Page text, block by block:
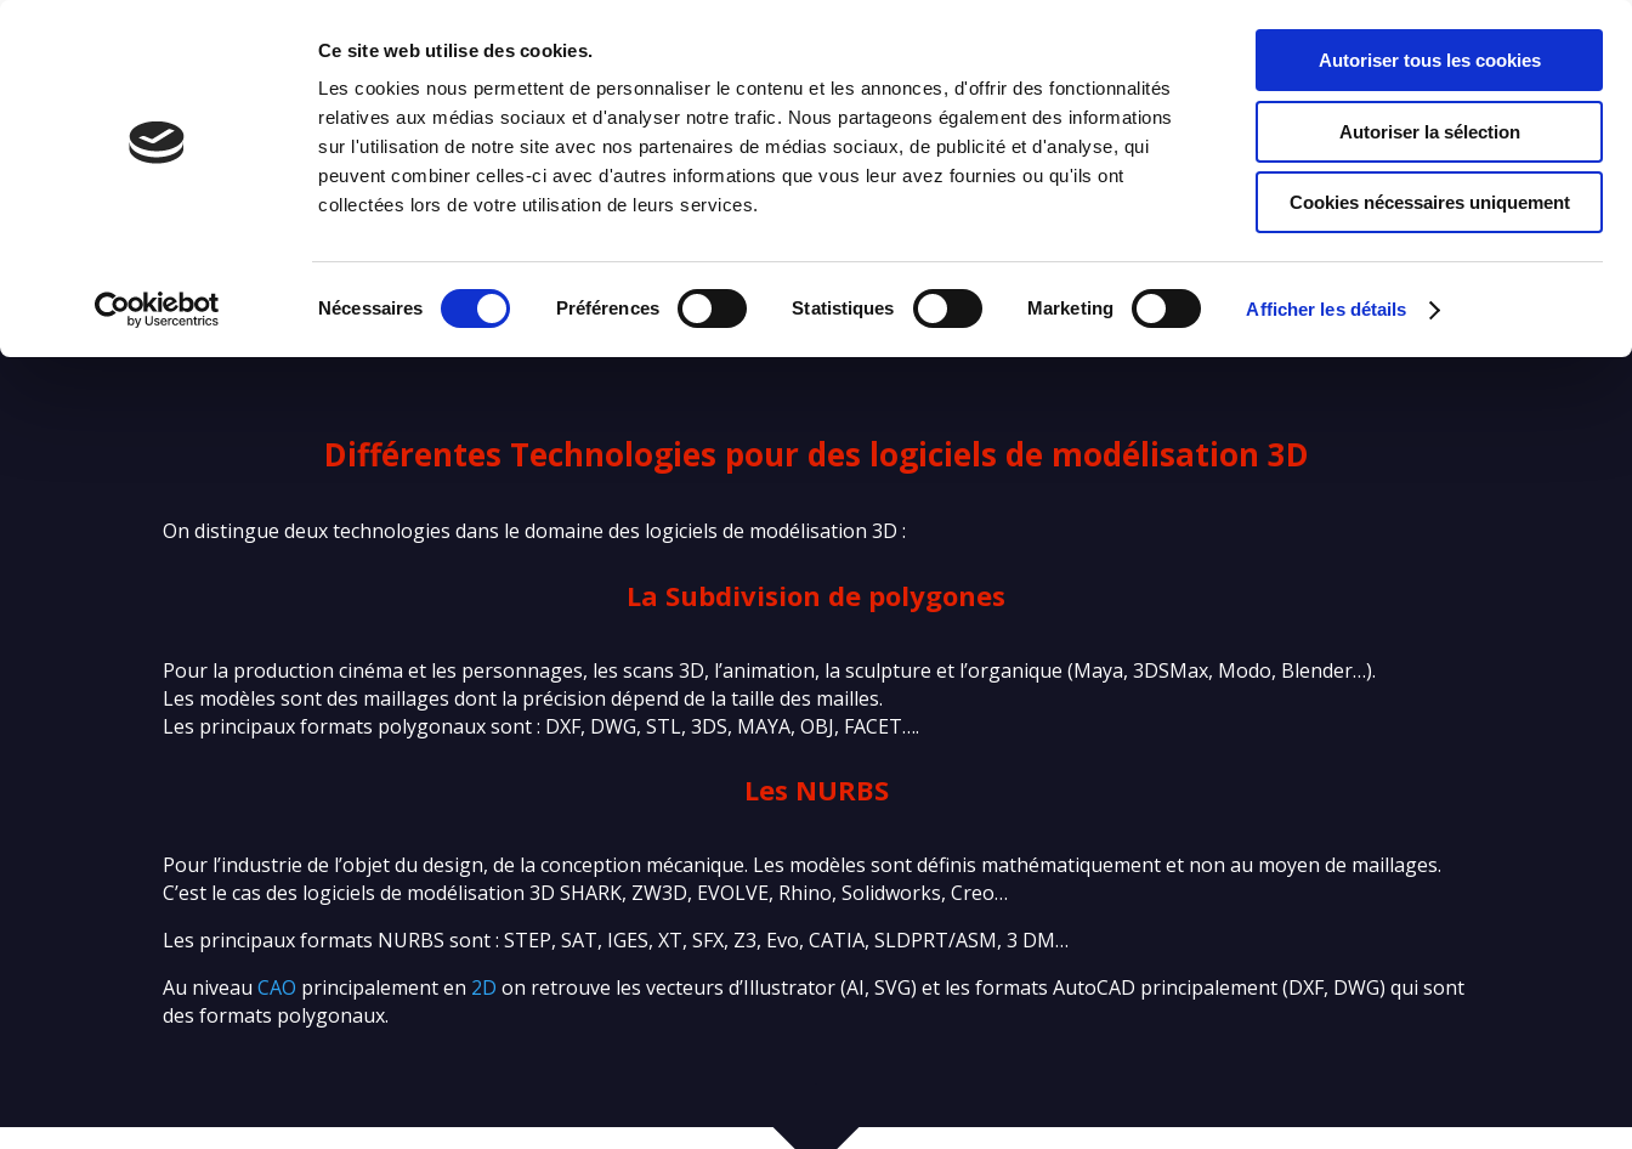
Ce site web utilise des cookies.
Les cookies nous permettent de personnaliser le contenu et les annonces, d'offrir des fonctionnalités
relatives aux médias sociaux et d'analyser notre trafic. Nous partageons également des informations
sur l'utilisation de notre site avec nos partenaires de médias sociaux, de publicité et d'analyse, qui
peuvent combiner celles-ci avec d'autres informations que vous leur avez fournies ou qu'ils ont
collectées lors de votre utilisation de leurs services.
Nécessaires Préférences Statistiques Marketing Afficher les détails
Autoriser tous les cookies
Autoriser la sélection
Cookies nécessaires uniquement
Ce qu’il faut savoir avant de prendre un logiciel de modélisation 3D
Différentes Technologies pour des logiciels de modélisation 3D
On distingue deux technologies dans le domaine des logiciels de modélisation 3D :
La Subdivision de polygones
Pour la production cinéma et les personnages, les scans 3D, l’animation, la sculpture et l’organique (Maya, 3DSMax, Modo, Blender…).
Les modèles sont des maillages dont la précision dépend de la taille des mailles.
Les principaux formats polygonaux sont : DXF, DWG, STL, 3DS, MAYA, OBJ, FACET….
Les NURBS
Pour l’industrie de l’objet du design, de la conception mécanique. Les modèles sont définis mathématiquement et non au moyen de maillages.
C’est le cas des logiciels de modélisation 3D SHARK, ZW3D, EVOLVE, Rhino, Solidworks, Creo…
Les principaux formats NURBS sont : STEP, SAT, IGES, XT, SFX, Z3, Evo, CATIA, SLDPRT/ASM, 3 DM…
Au niveauCAO principalement en 2D on retrouve les vecteurs d’Illustrator (AI, SVG) et les formats AutoCAD principalement (DXF, DWG) qui sont
des formats polygonaux.